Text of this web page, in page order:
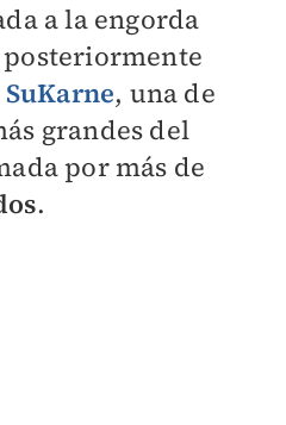
a la engorda
posteriormente
SuKarne, una de
grandes del
por más de
.